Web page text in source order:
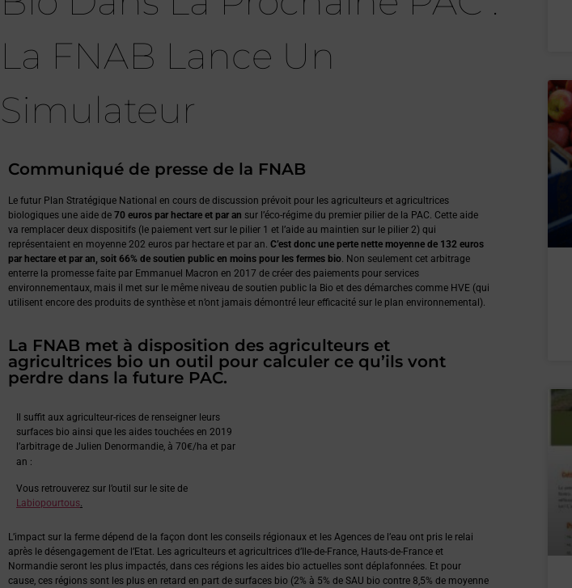
La FNAB Lance Un
Simulateur
Communiqué de presse de la FNAB
Le futur Plan Stratégique National en cours de discussion prévoit pour les agriculteurs et agricultrices
biologiques une aide de 70 euros par hectare et par an sur l’éco-régime du premier pilier de la PAC. Cette aide
va remplacer deux dispositifs (le paiement vert sur le pilier 1 et l’aide au maintien sur le pilier 2) qui
représentaient en moyenne 202 euros par hectare et par an. C’est donc une perte nette moyenne de 132 euros
par hectare et par an, soit 66% de soutien public en moins pour les fermes bio. Non seulement cet arbitrage
enterre la promesse faite par Emmanuel Macron en 2017 de créer des paiements pour services
environnementaux, mais il met sur le même niveau de soutien public la Bio et des démarches comme HVE (qui
utilisent encore des produits de synthèse et n’ont jamais démontré leur efficacité sur le plan environnemental).
La FNAB met à disposition des agriculteurs et
agricultrices bio un outil pour calculer ce qu’ils vont
perdre dans la future PAC.
Il suffit aux agriculteur-rices de renseigner leurs
surfaces bio ainsi que les aides touchées en 2019
l’arbitrage de Julien Denormandie, à 70€/ha et par
an :
Vous retrouverez sur l’outil sur le site de
Labiopourtous
L’impact sur la ferme dépend de la façon dont les conseils régionaux et les Agences de l’eau ont pris le relai
après le désengagement de l’Etat. Les agriculteurs et agricultrices d’Ile-de-France, Hauts-de-France et
Normandie seront les plus impactés, dans ces régions les aides bio actuelles sont déplafonnées. Et pour
cause, ces régions sont les plus en retard en part de surfaces bio (2% à 5% de SAU bio contre 8,5% de moyenne